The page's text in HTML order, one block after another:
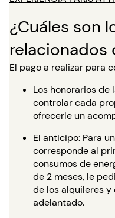
¿Cuáles son
relacionados
El pago a realizar para
Los honorarios de
controlar cada
ofrecerle un
El anticipo: Para
corresponde al
consumos de
de 2 meses, le
de los alquileres y
adelantado.